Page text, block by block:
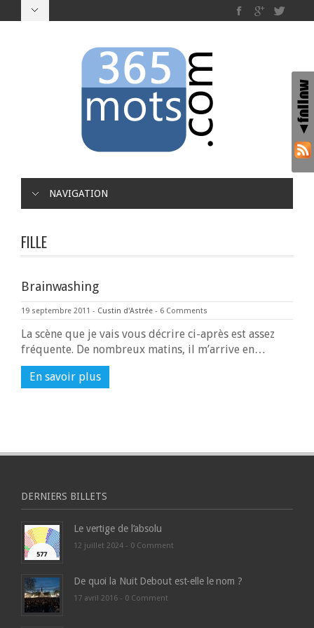
NAVIGATION
FILLE
Brainwashing
19 septembre 2011 - Custin d'Astrée - 6 Comments
La scène que je vais vous décrire ci-après est assez
fréquente. De nombreux matins, il m’arrive en…
En savoir plus
DERNIERS BILLETS
Le vertige de l’absolu
12 juillet 2024 - 0 Comment
De quoi la Nuit Debout est-elle le nom ?
17 avril 2016 - 0 Comment